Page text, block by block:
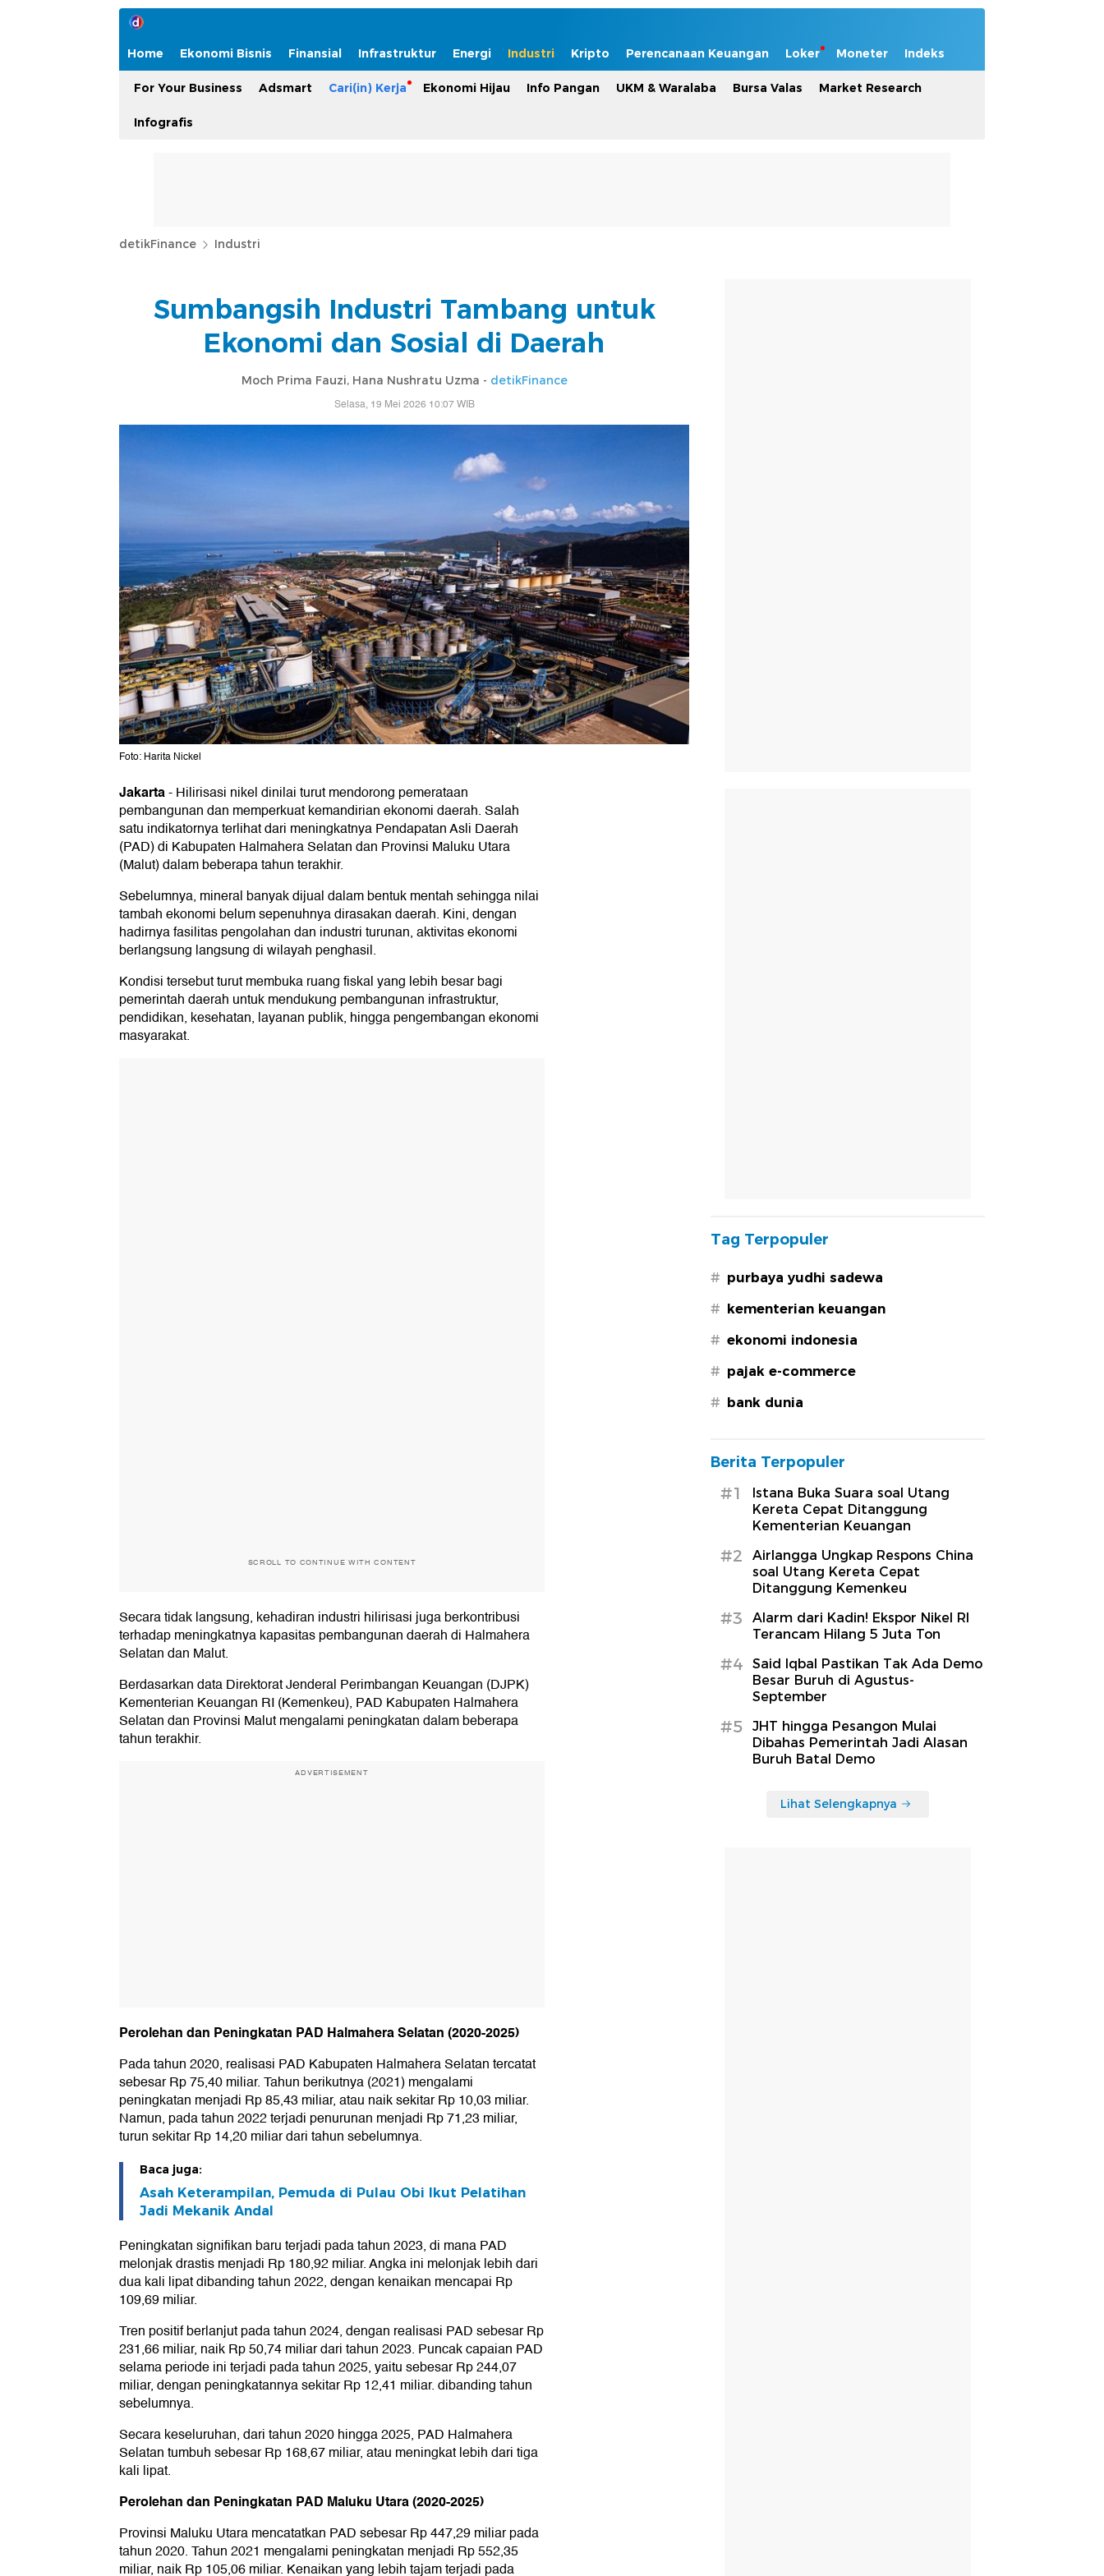
Home Ekonomi Bisnis Finansial Infrastruktur Energi Industri Kripto Perencanaan Keuangan Loker Moneter Indeks
For Your Business Adsmart Cari(in) Kerja Ekonomi Hijau Info Pangan UKM & Waralaba Bursa Valas Market Research
Infografis
detikFinance Industri
Sumbangsih Industri Tambang untuk
Ekonomi dan Sosial di Daerah
Moch Prima Fauzi, Hana Nushratu Uzma - detikFinance
Selasa, 19 Mei 2026 10:07 WIB
Foto: Harita Nickel
Jakarta-Hilirisasi nikel dinilai turut mendorong pemerataan
pembangunan dan memperkuat kemandirian ekonomi daerah. Salah
satu indikatornya terlihat dari meningkatnya Pendapatan Asli Daerah
(PAD) di Kabupaten Halmahera Selatan dan Provinsi Maluku Utara
(Malut) dalam beberapa tahun terakhir.
Sebelumnya, mineral banyak dijual dalam bentuk mentah sehingga nilai
tambah ekonomi belum sepenuhnya dirasakan daerah. Kini, dengan
hadirnya fasilitas pengolahan dan industri turunan, aktivitas ekonomi
berlangsung langsung di wilayah penghasil.
Kondisi tersebut turut membuka ruang fiskal yang lebih besar bagi
pemerintah daerah untuk mendukung pembangunan infrastruktur,
pendidikan, kesehatan, layanan publik, hingga pengembangan ekonomi
masyarakat.
SCROLL TO CONTINUE WITH CONTENT
Secara tidak langsung, kehadiran industri hilirisasi juga berkontribusi
terhadap meningkatnya kapasitas pembangunan daerah di Halmahera
Selatan dan Malut.
Berdasarkan data Direktorat Jenderal Perimbangan Keuangan (DJPK)
Kementerian Keuangan RI (Kemenkeu), PAD Kabupaten Halmahera
Selatan dan Provinsi Malut mengalami peningkatan dalam beberapa
tahun terakhir.
ADVERTISEMENT
Perolehan dan Peningkatan PAD Halmahera Selatan (2020-2025)
Pada tahun 2020, realisasi PAD Kabupaten Halmahera Selatan tercatat
sebesar Rp 75,40 miliar. Tahun berikutnya (2021) mengalami
peningkatan menjadi Rp 85,43 miliar, atau naik sekitar Rp 10,03 miliar.
Namun, pada tahun 2022 terjadi penurunan menjadi Rp 71,23 miliar,
turun sekitar Rp 14,20 miliar dari tahun sebelumnya.
Baca juga:
Asah Keterampilan, Pemuda di Pulau Obi Ikut Pelatihan
Jadi Mekanik Andal
Peningkatan signifikan baru terjadi pada tahun 2023, di mana PAD
melonjak drastis menjadi Rp 180,92 miliar. Angka ini melonjak lebih dari
dua kali lipat dibanding tahun 2022, dengan kenaikan mencapai Rp
109,69 miliar.
Tren positif berlanjut pada tahun 2024, dengan realisasi PAD sebesar Rp
231,66 miliar, naik Rp 50,74 miliar dari tahun 2023. Puncak capaian PAD
selama periode ini terjadi pada tahun 2025, yaitu sebesar Rp 244,07
miliar, dengan peningkatannya sekitar Rp 12,41 miliar. dibanding tahun
sebelumnya.
Secara keseluruhan, dari tahun 2020 hingga 2025, PAD Halmahera
Selatan tumbuh sebesar Rp 168,67 miliar, atau meningkat lebih dari tiga
kali lipat.
Perolehan dan Peningkatan PAD Maluku Utara (2020-2025)
Provinsi Maluku Utara mencatatkan PAD sebesar Rp 447,29 miliar pada
tahun 2020. Tahun 2021 mengalami peningkatan menjadi Rp 552,35
miliar, naik Rp 105,06 miliar. Kenaikan yang lebih tajam terjadi pada
Tag Terpopuler
# purbaya yudhi sadewa
# kementerian keuangan
# ekonomi indonesia
# pajak e-commerce
# bank dunia
Berita Terpopuler
#1
Istana Buka Suara soal Utang
Kereta Cepat Ditanggung
Kementerian Keuangan
#2
Airlangga Ungkap Respons China
soal Utang Kereta Cepat
Ditanggung Kemenkeu
#3
Alarm dari Kadin! Ekspor Nikel RI
Terancam Hilang 5 Juta Ton
#4
Said Iqbal Pastikan Tak Ada Demo
Besar Buruh di Agustus-
September
#5
JHT hingga Pesangon Mulai
Dibahas Pemerintah Jadi Alasan
Buruh Batal Demo
Lihat Selengkapnya